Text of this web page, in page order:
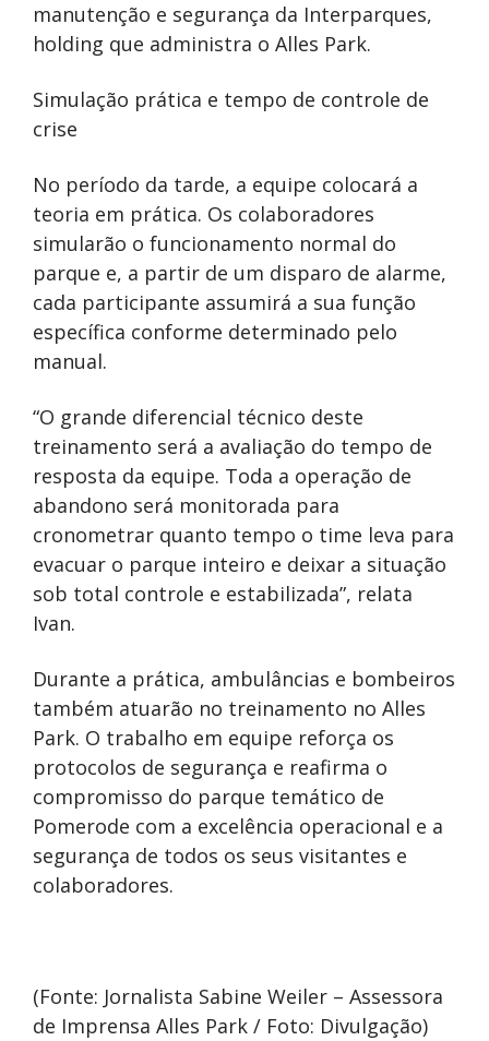
manutenção e segurança da Interparques,
holding que administra o Alles Park.
Simulação prática e tempo de controle de
crise
No período da tarde, a equipe colocará a
teoria em prática. Os colaboradores
simularão o funcionamento normal do
parque e, a partir de um disparo de alarme,
cada participante assumirá a sua função
específica conforme determinado pelo
manual.
“O grande diferencial técnico deste
treinamento será a avaliação do tempo de
resposta da equipe. Toda a operação de
abandono será monitorada para
cronometrar quanto tempo o time leva para
evacuar o parque inteiro e deixar a situação
sob total controle e estabilizada”, relata
Ivan.
Durante a prática, ambulâncias e bombeiros
também atuarão no treinamento no Alles
Park. O trabalho em equipe reforça os
protocolos de segurança e reafirma o
compromisso do parque temático de
Pomerode com a excelência operacional e a
segurança de todos os seus visitantes e
colaboradores.
(Fonte: Jornalista Sabine Weiler – Assessora
de Imprensa Alles Park / Foto: Divulgação)